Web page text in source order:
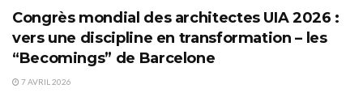
Congrès mondial des architectes UIA 2026 :
vers une discipline en transformation – les
“Becomings” de Barcelone
7 AVRIL 2026